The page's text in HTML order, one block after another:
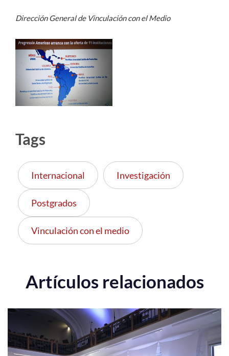
Dirección General de Vinculación con el Medio
Tags
Internacional Investigación
Postgrados
Vinculación con el medio
Artículos relacionados